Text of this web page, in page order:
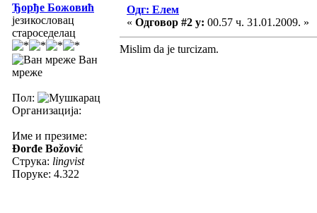
Ђорђе Божовић
језикословац
староседелац
Ван
мреже
Пол:
Организација:
Име и презиме:
Đorđe Božović
Струка: lingvist
Поруке: 4.322
Одг: Елем
« Одговор #2 у: 00.57 ч. 31.01.2009. »
Mislim da je turcizam.